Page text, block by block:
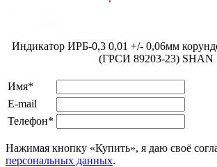
Индикатор ИРБ-0,3 0,01 +/- 0,06мм
(ГРСИ 89203-23) SHAN
Имя*
E-mail
Телефон*
Нажимая кнопку «Купить», я даю своё
персональных данных.